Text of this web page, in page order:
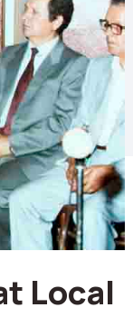
Local